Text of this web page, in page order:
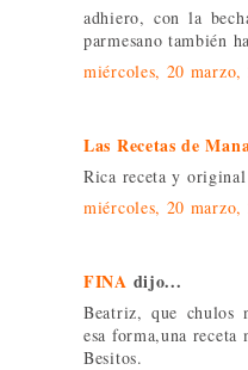
adhiero, con la
parmesano también
miércoles, 20 marzo,
Las Recetas de
Rica receta y
miércoles, 20 marzo,
FINA dijo...
Beatriz, que chulos
esa forma,una receta
Besitos.